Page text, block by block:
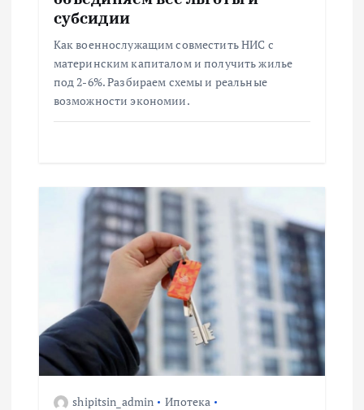
субсидии
Как военнослужащим совместить НИС с
материнским капиталом и получить жилье
под 2-6%. Разбираем схемы и реальные
возможности экономии.
shipitsin_admin
Ипотека